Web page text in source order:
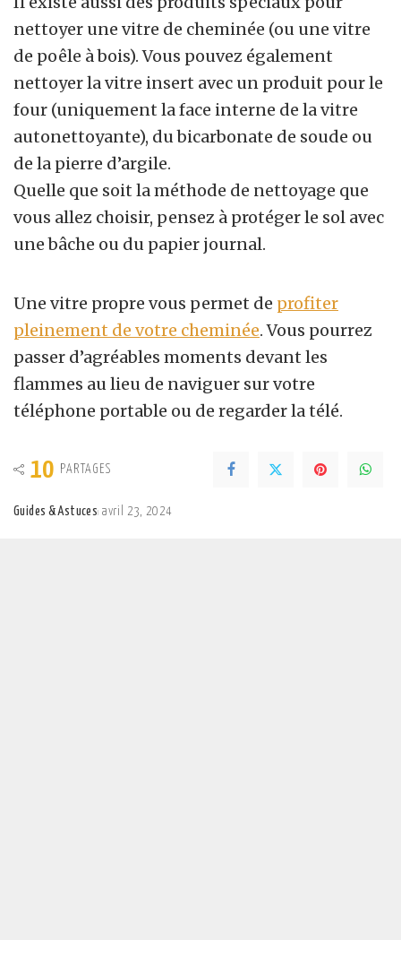
nettoyer une vitre de cheminée (ou une vitre
de poêle à bois). Vous pouvez également
nettoyer la vitre insert avec un produit pour le
four (uniquement la face interne de la vitre
autonettoyante), du bicarbonate de soude ou
de la pierre d’argile.
Quelle que soit la méthode de nettoyage que
vous allez choisir, pensez à protéger le sol avec
une bâche ou du papier journal.
Une vitre propre vous permet de profiter
pleinement de votre cheminée. Vous pourrez
passer d’agréables moments devant les
flammes au lieu de naviguer sur votre
téléphone portable ou de regarder la télé.
10 PARTAGES
Guides & Astuces avril 23, 2024